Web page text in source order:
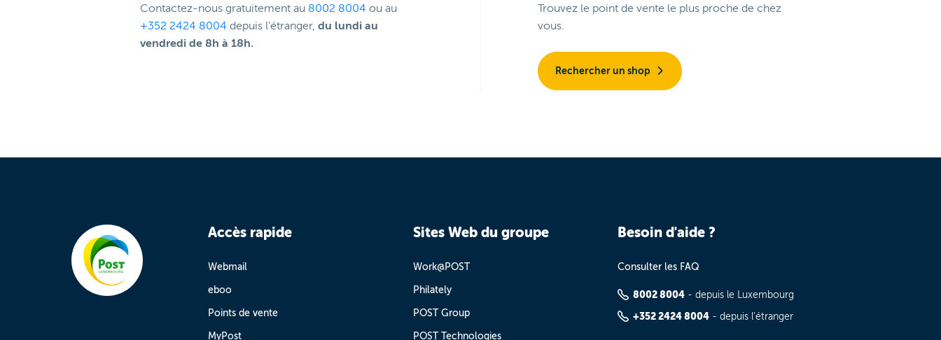
Contactez-nous gratuitement au 8002 8004 ou au
+352 2424 8004 depuis l'étranger, du lundi au
vendredi de 8h à 18h.
Trouvez le point de vente le plus proche de chez
vous.
Rechercher un shop
Accès rapide
Webmail
eboo
Points de vente
MyPost
Sites Web du groupe
Work@POST
Philately
POST Group
POST Technologies
Besoin d'aide ?
Consulter les FAQ
8002 8004 - depuis le Luxembourg
+352 2424 8004 - depuis l'étranger